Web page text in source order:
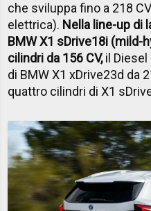
che sviluppa fino a 218
elettrica). Nella line-up di
BMW X1 sDrive18i (mild-
cilindri da 156 CV,il Diesel
di BMW X1 xDrive23d da
quattro cilindri di X1